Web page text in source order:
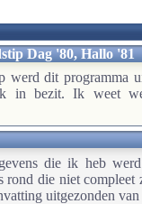
Dag '80, Hallo '81
werd dit programma
in bezit. Ik weet
die ik heb
rond die niet
uitgezonden